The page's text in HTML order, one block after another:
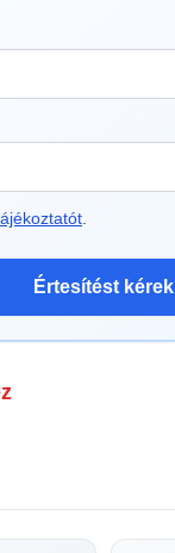
Értesítést kérek